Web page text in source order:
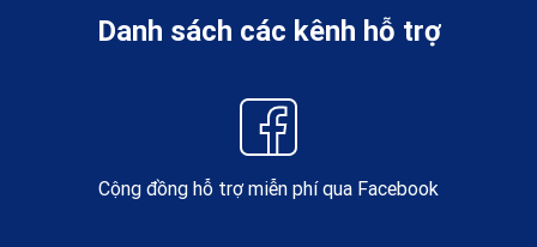
Danh sách các kênh hỗ trợ
Cộng đồng hỗ trợ miễn phí qua Facebook